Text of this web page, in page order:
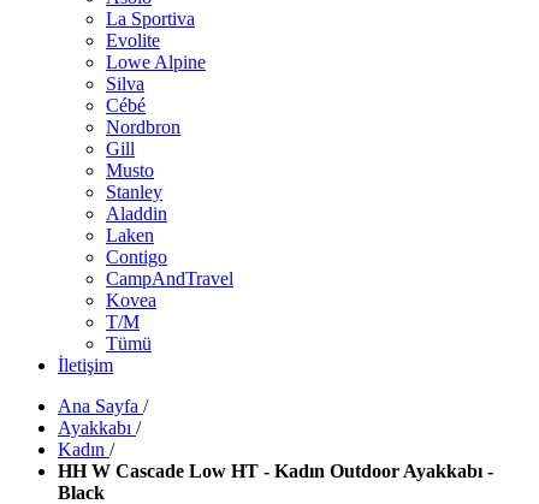
La Sportiva
Evolite
Lowe Alpine
Silva
Cébé
Nordbron
Gill
Musto
Stanley
Aladdin
Laken
Contigo
CampAndTravel
Kovea
T/M
Tümü
İletişim
Ana Sayfa /
Ayakkabı /
Kadın /
HH W Cascade Low HT - Kadın Outdoor Ayakkabı -
Black